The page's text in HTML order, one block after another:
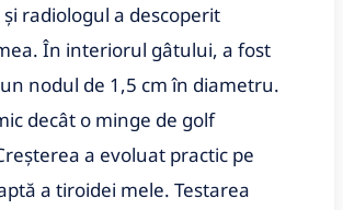
radiologul a descoperit
În interiorul gâtului, a fost
nodul de 1,5 cm în diametru.
decât o minge de golf
a evoluat practic pe
a tiroidei mele. Testarea